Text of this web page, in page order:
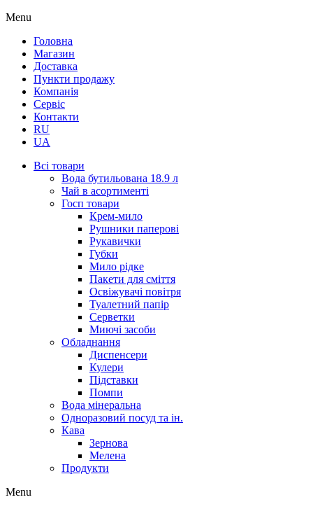
Menu
Головна
Магазин
Доставка
Пункти продажу
Компанія
Сервіс
Контакти
RU
UA
Всі товари
Вода бутильована 18.9 л
Чай в асортименті
Госп товари
Крем-мило
Рушники паперові
Рукавички
Губки
Мило рідке
Пакети для сміття
Освіжувачі повітря
Туалетний папір
Серветки
Миючі засоби
Обладнання
Диспенсери
Кулери
Підставки
Помпи
Вода мінеральна
Одноразовий посуд та ін.
Кава
Зернова
Мелена
Продукти
Menu